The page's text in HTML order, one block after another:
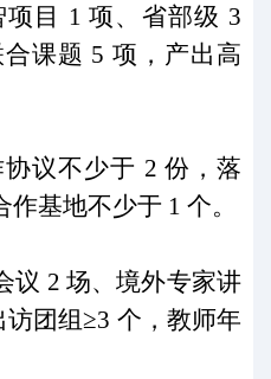
目 1项、省部级 3
课题 5 项，产出高
议不少于 2 份，落
作基地不少于 1 个。
议 2 场、境外专家讲
访团组≥3 个，教师年